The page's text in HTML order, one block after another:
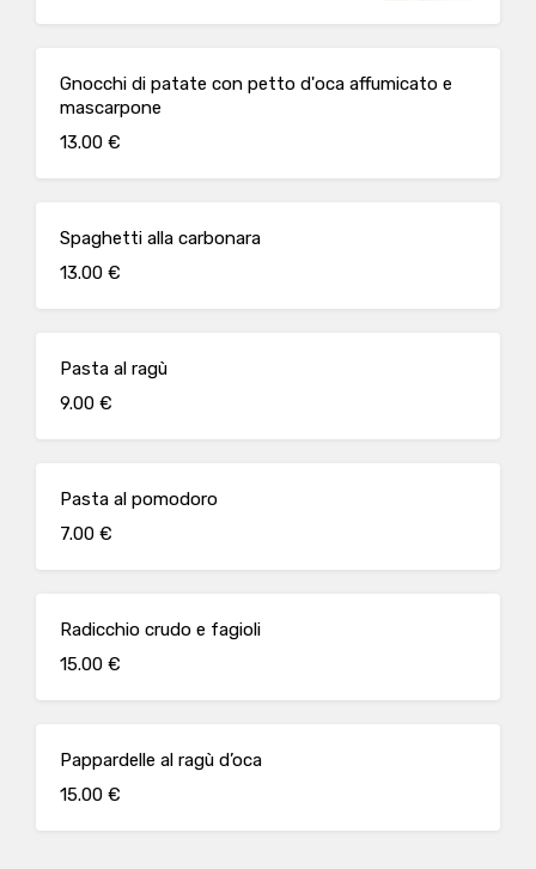
Gnocchi di patate con petto d'oca affumicato e
mascarpone
13.00 €
Spaghetti alla carbonara
13.00 €
Pasta al ragù
9.00 €
Pasta al pomodoro
7.00 €
Radicchio crudo e fagioli
15.00 €
Pappardelle al ragù d’oca
15.00 €